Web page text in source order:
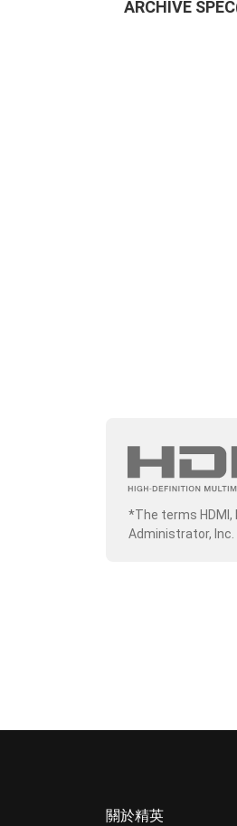
ARCHIVE
*The terms HDMI,
Administrator, Inc.
關於精英